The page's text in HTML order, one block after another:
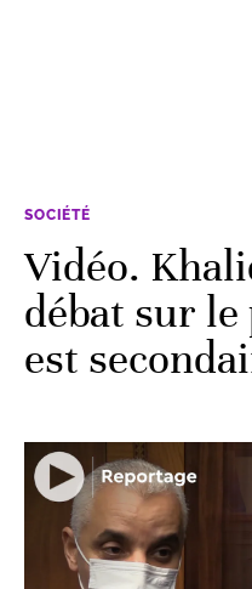
SOCIÉTÉ
Vidéo.
débat sur le
est